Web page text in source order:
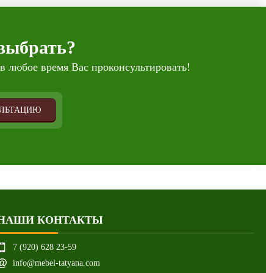
время Вас проконсультировать!
КОНТАКТЫ
7 (920) 628 23-59
info@mebel-tatyana.com